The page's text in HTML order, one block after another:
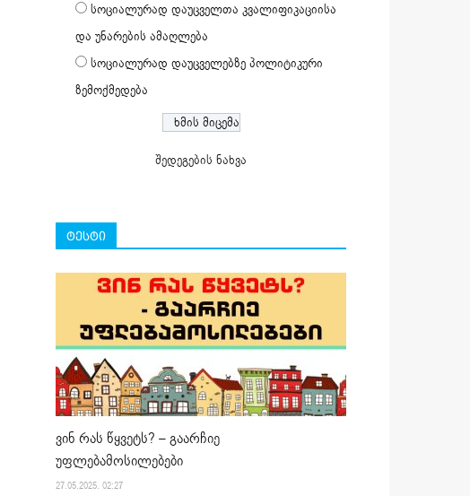
სოციალურად დაუცველთა კვალიფიკაციისა
და უნარების ამაღლება
სოციალურად დაუცველებზე პოლიტიკური
ზემოქმედება
შედეგების ნახვა
ტესტი
ვინ რას წყვეტს? – გაარჩიე
უფლებამოსილებები
27.05.2025. 02:27